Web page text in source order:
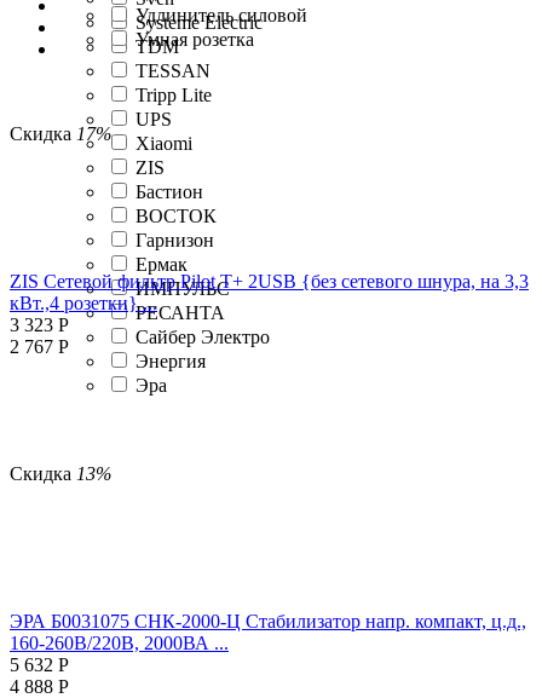
Systeme Electric
TDM
TESSAN
Tripp Lite
UPS
Xiaomi
ZIS
Бастион
ВОСТОК
Гарнизон
Ермак
ИМПУЛЬС
РЕСАНТА
Сайбер Электро
Энергия
Эра
Удлинитель силовой
Умная розетка
Скидка 17%
ZIS Сетевой фильтр Pilot T+ 2USB {без сетевого шнура, на 3,3
кВт.,4 розетки} ...
3 323 Р
2 767 Р
Скидка 13%
ЭРА Б0031075 СНК-2000-Ц Стабилизатор напр. компакт, ц.д.,
160-260В/220В, 2000ВА ...
5 632 Р
4 888 Р